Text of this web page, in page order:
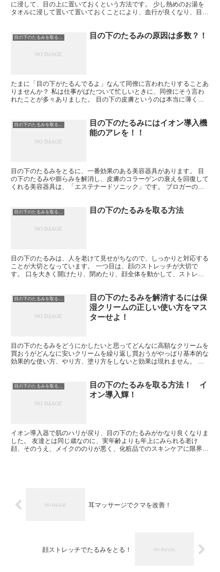
に浸して、目の上に置いておくという方法です。 少し熱めのお湯を
タオルに浸して置いて置いておくことにより、血行が良くなり、目の
目の下のたるみの原因は多数？！
たまに「目の下がたるんでるよ」なんて同僚に言われたりすることあ
りませんか？ 私は仕事がばたついて忙しいときに、同僚にそう言わ
れたことが多々ありました。 目の下の皮膚というのは本当に薄くて
目の下のたるみにはイオン導入機
能のアレを！！
目の下のたるみをとるに、一番効果のある美容器具があります。 目
の下のたるみや膨らみを解消し、皮膚のコラーゲンの衰えを回復して
くれる美容器具は、「エステナードソニック」です。 ブロガーの方
目の下のたるみを取る方法
目の下のたるみは、人を老けて見せがちなので、しっかりと対応する
ことが大切となっています。 一つ目は、顔のストレッチが大切で
す。 口を大きく開けたり、閉めたり、顔全体を動かして、ストレッ
目の下のたるみを取る方法
目の下のたるみを解消するには保
湿クリームの正しい使い方をマス
ターせよ！
目の下のたるみをどうにかしたいと思ってどんなに高額なクリームを
買おうがどんなに安いクリームを繰り返し買おうがやっぱり基本的な
効果的な使い方、やり方、塗り方をしないと効果は現れません。 根
目の下のたるみを取る方法
目の下のたるみを取る方法！ イ
オン導入輝！
イオン導入器で肌のハリが戻り、目の下のたるみがかなり良くなりま
した。 友達とは同じ歳なのに、実年齢よりも年上にみられる老け
顔、そのうえ、メイクののりが悪く、化粧品でのスキンケアに限界を
耳マッサージでクマを改善！
顔ストレッチでたるみをとる！